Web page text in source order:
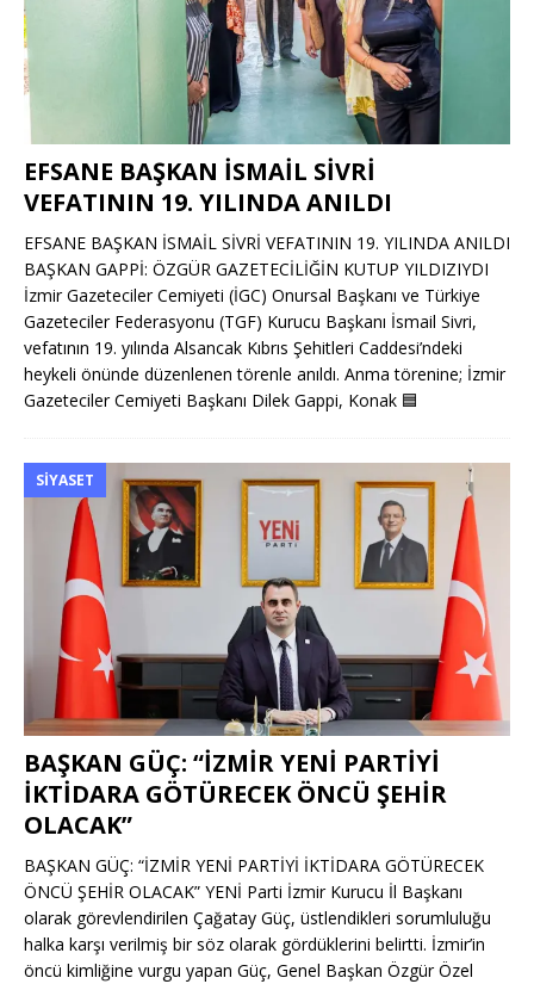
EFSANE BAŞKAN İSMAİL SİVRİ
VEFATININ 19. YILINDA ANILDI
EFSANE BAŞKAN İSMAİL SİVRİ VEFATININ 19. YILINDA ANILDI
BAŞKAN GAPPİ: ÖZGÜR GAZETECİLİĞİN KUTUP YILDIZIYDI
İzmir Gazeteciler Cemiyeti (İGC) Onursal Başkanı ve Türkiye
Gazeteciler Federasyonu (TGF) Kurucu Başkanı İsmail Sivri,
vefatının 19. yılında Alsancak Kıbrıs Şehitleri Caddesi’ndeki
heykeli önünde düzenlenen törenle anıldı. Anma törenine; İzmir
Gazeteciler Cemiyeti Başkanı Dilek Gappi, Konak 🟦
SIYASET
BAŞKAN GÜÇ: “İZMİR YENİ PARTİYİ
İKTİDARA GÖTÜRECEK ÖNCÜ ŞEHİR
OLACAK”
BAŞKAN GÜÇ: “İZMİR YENİ PARTİYİ İKTİDARA GÖTÜRECEK
ÖNCÜ ŞEHİR OLACAK” YENİ Parti İzmir Kurucu İl Başkanı
olarak görevlendirilen Çağatay Güç, üstlendikleri sorumluluğu
halka karşı verilmiş bir söz olarak gördüklerini belirtti. İzmir’in
öncü kimliğine vurgu yapan Güç, Genel Başkan Özgür Özel